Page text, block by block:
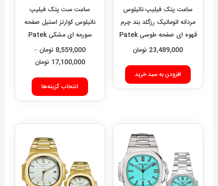
ساعت پتک فیلیپ ناتیلوس
مردانه اتوماتیک رزگلد بند چرم
قهوه ای صفحه طوسی Patek
Philippe NUATILOS
23,489,000 تومان
افزودن به سبد خرید
ساعت ست پتک فیلیپ
ناتیلوس کوارتز استیل صفحه
سورمه ای مشکی Patek
Philippe NUATILOS
020738
8,559,000 تومان–
17,100,000 تومانمحدوده
تا
انتخاب گزینه‌ها
این
محصول
انواع
می
باشد.
گزینه